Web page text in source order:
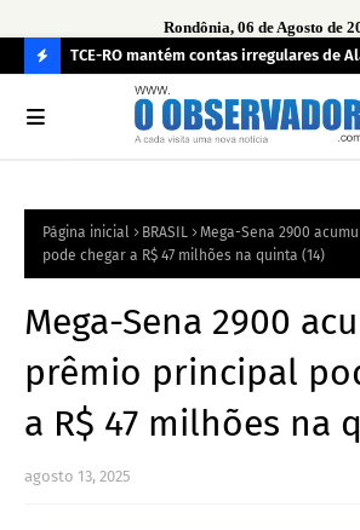
Rondônia, 06 de Agosto de
O
R
TCE-RO mantém contas irregulares de
multa e caso pode gerar Inelegibilidade
Página inicial BRASIL
Mega-Sena 2900
pode chegar a R$ 47 milhões na quinta (14)
Mega-Sena 2900
prêmio principal
a R$ 47 milhões na
agosto 13, 2025